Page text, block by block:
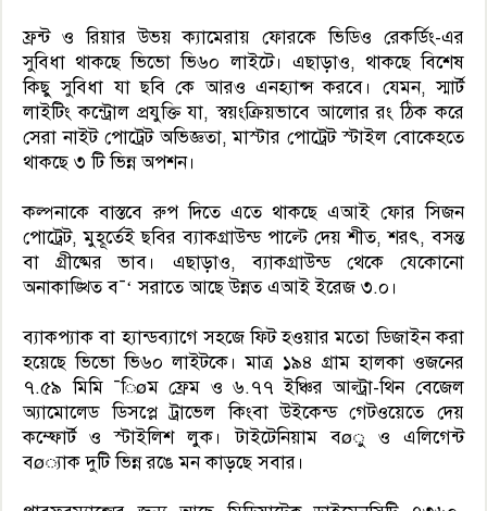
ফ্রন্ট ও রিয়ার উভয় ক্যামেরায় ফোরকে ভিডিও রেকর্ডিং-এর
সুবিধা থাকছে ভিভো ভি৬০ লাইটে। এছাড়াও, থাকছে বিশেষ
কিছু সুবিধা যা ছবি কে আরও এনহ্যান্স করবে। যেমন, স্মার্ট
লাইটিং কন্ট্রোল প্রযুক্তি যা, স্বয়ংক্রিয়ভাবে আলোর রং ঠিক করে
সেরা নাইট পোট্রেট অভিজ্ঞতা, মাস্টার পোট্রেট স্টাইল বোকেহতে
থাকছে ৩ টি ভিন্ন অপশন।
কল্পনাকে বাস্তবে রুপ দিতে এতে থাকছে এআই ফোর সিজন
পোট্রেট, মুহূর্তেই ছবির ব্যাকগ্রাউন্ড পাল্টে দেয় শীত, শরৎ, বসন্ত
বা গ্রীষ্মের ভাব। এছাড়াও, ব্যাকগ্রাউন্ড থেকে যেকোনো
অনাকাঙ্খিত ব¯‘ সরাতে আছে উন্নত এআই ইরেজ ৩.০।
ব্যাকপ্যাক বা হ্যান্ডব্যাগে সহজে ফিট হওয়ার মতো ডিজাইন করা
হয়েছে ভিভো ভি৬০ লাইটকে। মাত্র ১৯৪ গ্রাম হালকা ওজনের
৭.৫৯ মিমি ¯িøম ফ্রেম ও ৬.৭৭ ইঞ্চির আল্ট্রা-থিন বেজেল
অ্যামোলেড ডিসপ্লে ট্রাভেল কিংবা উইকেন্ড গেটওয়েতে দেয়
কম্ফোর্ট ও স্টাইলিশ লুক। টাইটেনিয়াম বøু ও এলিগেন্ট
বø্যাক দুটি ভিন্ন রঙে মন কাড়ছে সবার।